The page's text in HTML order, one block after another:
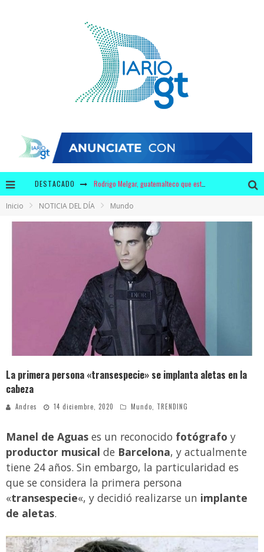
DESTACADO
Rodrigo Melgar, guatemalteco que está entre los mejores 10 del mundo en jaripeo
Inicio NOTICIA DEL DÍA Mundo
La primera persona «transespecie» se implanta aletas en la
cabeza
Andres 14 diciembre, 2020 Mundo, TRENDING
Manel de Aguas es un reconocido fotógrafo y
productor musical de Barcelona, y actualmente
tiene 24 años. Sin embargo, la particularidad es
que se considera la primera persona
«transespecie«, y decidió realizarse un implante
de aletas.